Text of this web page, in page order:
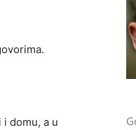
domu, a u